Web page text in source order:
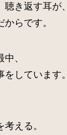
き返す耳が、
からです。
、
しています。
える。